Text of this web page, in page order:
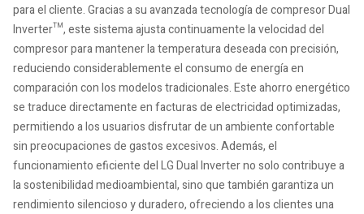
para el cliente. Gracias a su avanzada tecnología de compresor Dual
Inverter™, este sistema ajusta continuamente la velocidad del
compresor para mantener la temperatura deseada con precisión,
reduciendo considerablemente el consumo de energía en
comparación con los modelos tradicionales. Este ahorro energético
se traduce directamente en facturas de electricidad optimizadas,
permitiendo a los usuarios disfrutar de un ambiente confortable
sin preocupaciones de gastos excesivos. Además, el
funcionamiento eficiente del LG Dual Inverter no solo contribuye a
la sostenibilidad medioambiental, sino que también garantiza un
rendimiento silencioso y duradero, ofreciendo a los clientes una